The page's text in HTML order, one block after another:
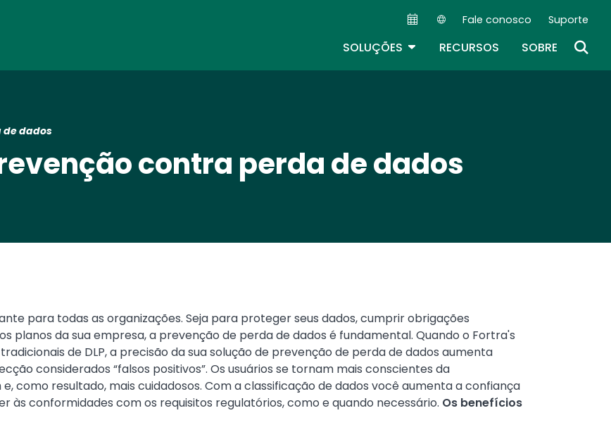
Secondary Navigation (PT)
Fale conosco Suporte
SOLUÇÕES TOGGLE DROPDOWN
RECURSOS SOBRE
de dados
contra perda de dados
para todas as organizações. Seja para proteger seus dados, cumprir obrigações
planos da sua empresa, a prevenção de perda de dados é fundamental. Quando o Fortra's
de DLP, a precisão da sua solução de prevenção de perda de dados aumenta
considerados “falsos positivos”. Os usuários se tornam mais conscientes da
como resultado, mais cuidadosos. Com a classificação de dados você aumenta a confiança
às conformidades com os requisitos regulatórios, como e quando necessário. Os benefícios